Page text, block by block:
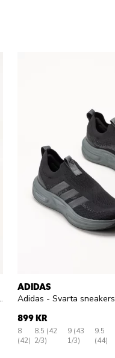
promenadskor
ADIDAS
Adidas - Svarta sneakers
899 KR
8
(42)
8.5 (42
2/3)
9 (43
1/3)
9.5
(44)